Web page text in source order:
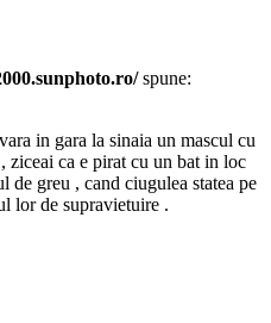
spune:
in gara la sinaia un mascul cu
ziceai ca e pirat cu un bat in loc
de greu , cand ciugulea statea pe
lor de supravietuire .